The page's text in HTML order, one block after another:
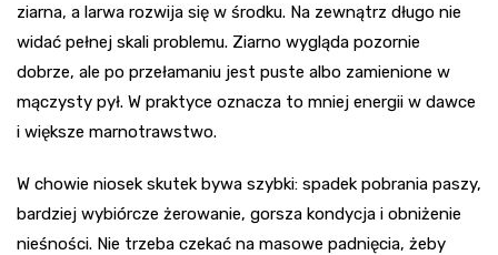
ziarna, a larwa rozwija się w środku. Na zewnątrz długo nie
widać pełnej skali problemu. Ziarno wygląda pozornie
dobrze, ale po przełamaniu jest puste albo zamienione w
mączysty pył. W praktyce oznacza to mniej energii w dawce
i większe marnotrawstwo.
W chowie niosek skutek bywa szybki: spadek pobrania paszy,
bardziej wybiórcze żerowanie, gorsza kondycja i obniżenie
nieśności. Nie trzeba czekać na masowe padnięcia, żeby